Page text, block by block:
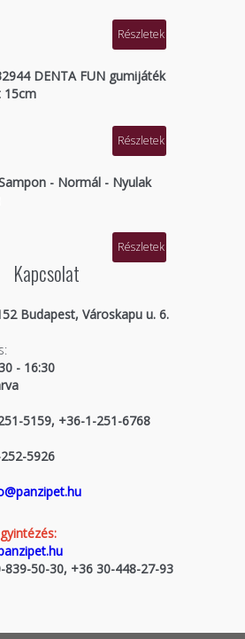
Részletek
DENTA FUN gumijáték
15cm
Részletek
- Normál - Nyulak
Részletek
Kapcsolat
Budapest, Városkapu u. 6.
- 16:30
5159, +36-1-251-6768
5926
839-50-30, +36 30-448-27-93